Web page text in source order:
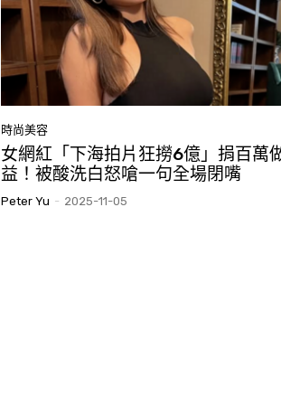
時尚美容
女網紅「下海拍片狂撈6億」捐百萬
益！被酸洗白怒嗆一句全場閉嘴
Peter Yu - 2025-11-05